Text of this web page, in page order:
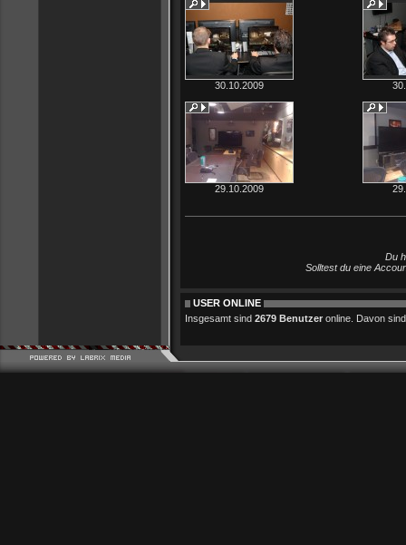
30.10.2009
29.10.2009
Du
Solltest du eine
USER ONLINE
Insgesamt sind 2679 Benutzer online. Davon